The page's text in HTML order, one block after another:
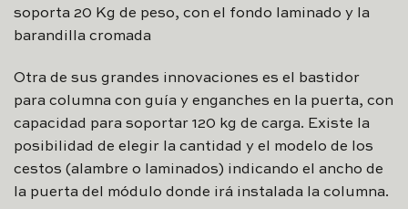
soporta 20 Kg de peso, con el fondo laminado y la
barandilla cromada
Otra de sus grandes innovaciones es el bastidor
para columna con guía y enganches en la puerta, con
capacidad para soportar 120 kg de carga. Existe la
posibilidad de elegir la cantidad y el modelo de los
cestos (alambre o laminados) indicando el ancho de
la puerta del módulo donde irá instalada la columna.